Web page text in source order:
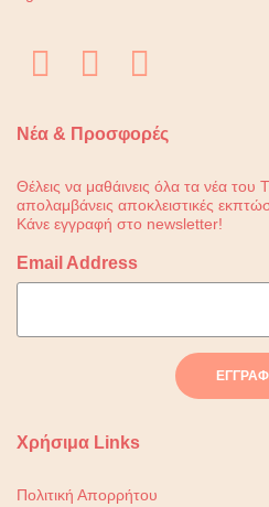
Νέα & Προσφορές
Θέλεις να μαθάινεις όλα τα νέα του
απολαμβάνεις αποκλειστικές
Κάνε εγγραφή στο newsletter!
Email Address
Χρήσιμα Links
Πολιτική Απορρήτου